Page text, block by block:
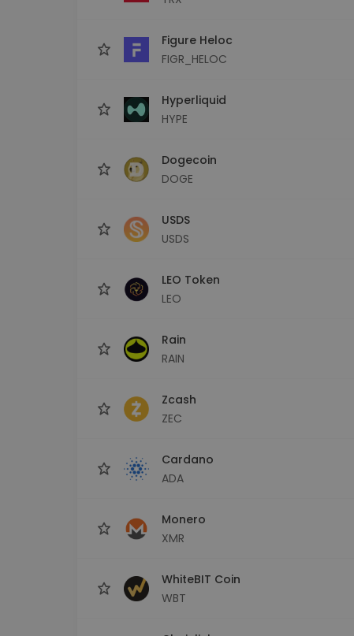
Figure Heloc
FIGR_HELOC
Hyperliquid
HYPE
Dogecoin
DOGE
USDS
USDS
LEO Token
LEO
Rain
RAIN
Zcash
ZEC
Cardano
ADA
Monero
XMR
WhiteBIT Coin
WBT